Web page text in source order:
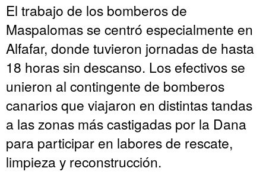
El trabajo de los bomberos de
Maspalomas se centró especialmente en
Alfafar, donde tuvieron jornadas de hasta
18 horas sin descanso. Los efectivos se
unieron al contingente de bomberos
canarios que viajaron en distintas tandas
a las zonas más castigadas por la Dana
para participar en labores de rescate,
limpieza y reconstrucción.